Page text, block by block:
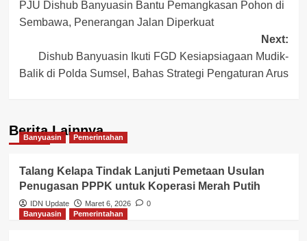
navigation
PJU Dishub Banyuasin Bantu Pemangkasan Pohon di
Sembawa, Penerangan Jalan Diperkuat
Next:
Dishub Banyuasin Ikuti FGD Kesiapsiagaan Mudik-
Balik di Polda Sumsel, Bahas Strategi Pengaturan Arus
Berita Lainnya
Banyuasin Pemerintahan
Talang Kelapa Tindak Lanjuti Pemetaan Usulan
Penugasan PPPK untuk Koperasi Merah Putih
IDN Update Maret 6, 2026
0
Banyuasin
Pemerintahan